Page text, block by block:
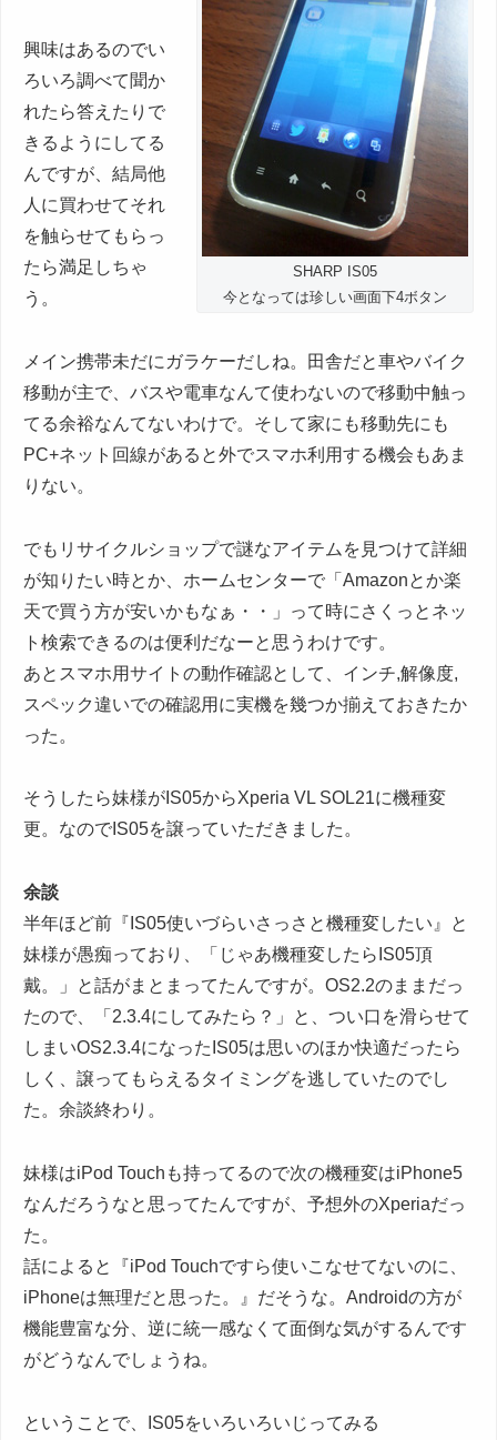
SHARP IS05
今となっては珍しい画面下4ボタン
興味はあるのでい
ろいろ調べて聞か
れたら答えたりで
きるようにしてる
んですが、結局他
人に買わせてそれ
を触らせてもらっ
たら満足しちゃ
う。
メイン携帯未だにガラケーだしね。田舎だと車やバイク
移動が主で、バスや電車なんて使わないので移動中触っ
てる余裕なんてないわけで。そして家にも移動先にも
PC+ネット回線があると外でスマホ利用する機会もあま
りない。
でもリサイクルショップで謎なアイテムを見つけて詳細
が知りたい時とか、ホームセンターで「Amazonとか楽
天で買う方が安いかもなぁ・・」って時にさくっとネッ
ト検索できるのは便利だなーと思うわけです。
あとスマホ用サイトの動作確認として、インチ,解像度,
スペック違いでの確認用に実機を幾つか揃えておきたか
った。
そうしたら妹様がIS05からXperia VL SOL21に機種変
更。なのでIS05を譲っていただきました。
余談
半年ほど前『IS05使いづらいさっさと機種変したい』と
妹様が愚痴っており、「じゃあ機種変したらIS05頂
戴。」と話がまとまってたんですが。OS2.2のままだっ
たので、「2.3.4にしてみたら？」と、つい口を滑らせて
しまいOS2.3.4になったIS05は思いのほか快適だったら
しく、譲ってもらえるタイミングを逃していたのでし
た。余談終わり。
妹様はiPod Touchも持ってるので次の機種変はiPhone5
なんだろうなと思ってたんですが、予想外のXperiaだっ
た。
話によると『iPod Touchですら使いこなせてないのに、
iPhoneは無理だと思った。』だそうな。Androidの方が
機能豊富な分、逆に統一感なくて面倒な気がするんです
がどうなんでしょうね。
ということで、IS05をいろいろいじってみる